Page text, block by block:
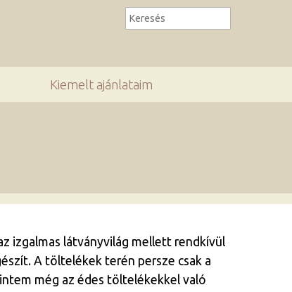
Kiemelt ajánlataim
izgalmas látványvilág mellett rendkívül
A töltelékek terén persze csak a
még az édes töltelékekkel való